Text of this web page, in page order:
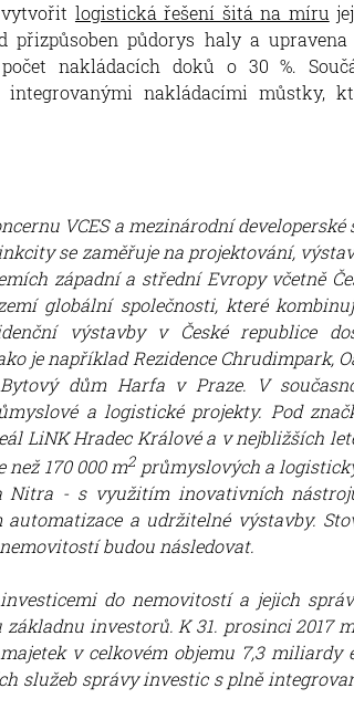
logistická řešení šitá na míru
přizpůsoben půdorys haly a upravena
nakládacích doků o 30 %.
nakládacími můstky,
VCES a mezinárodní developerské
se zaměřuje na projektování,
západní a střední Evropy včetně
globální společnosti, které
výstavby v České republice
je například Rezidence Chrudimpark,
dům Harfa v Praze. V
a logistické projekty. Pod
LiNK Hradec Králové a v nejbližších
než 170 000 m2průmyslových a
Nitra - s využitím inovativních
a udržitelné výstavby.
budou následovat.
do nemovitostí a jejich
investorů. K 31. prosinci 2017
v celkovém objemu 7,3 miliardy
služeb správy investic s plně